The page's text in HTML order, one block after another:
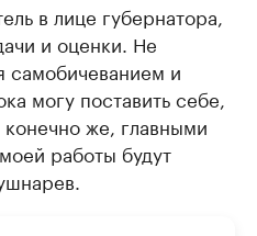
в лице губернатора,
и оценки. Не
самобичеванием и
могу поставить себе,
же, главными
работы будут